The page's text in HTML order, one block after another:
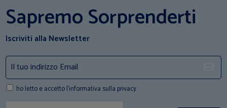
Sapremo Sorprenderti
Iscriviti alla Newsletter
ho letto e accetto l'informativa sulla privacy